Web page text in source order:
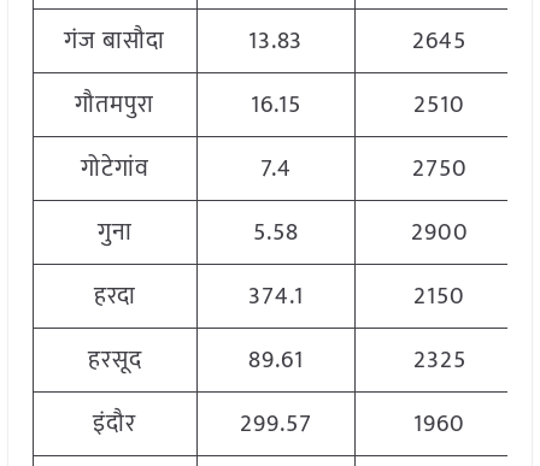
गंज बासौदा
13.83
2645
गौतमपुरा
16.15
2510
गोटेगांव
7.4
2750
गुना
5.58
2900
हरदा
374.1
2150
हरसूद
89.61
2325
इंदौर
299.57
1960